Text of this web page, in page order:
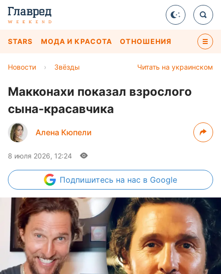
STARS МОДА И КРАСОТА ОТНОШЕНИЯ
Читать на украинском
Новости › Звёзды
Макконахи показал взрослого
сына-красавчика
Алена Кюпели
8 июля 2026, 12:24
Подпишитесь на нас в Google